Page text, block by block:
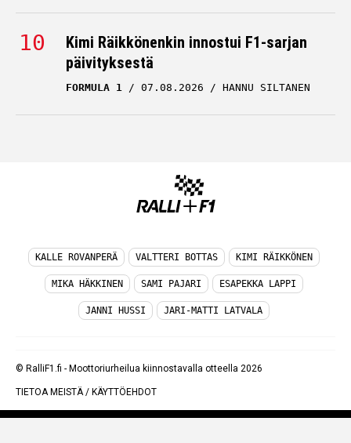
Kimi Räikkönenkin innostui F1-sarjan
päivityksestä
FORMULA 1 07.08.2026 HANNU SILTANEN
KALLE ROVANPERÄ VALTTERI BOTTAS KIMI RÄIKKÖNEN
MIKA HÄKKINEN SAMI PAJARI ESAPEKKA LAPPI
JANNI HUSSI JARI-MATTI LATVALA
© RalliF1.fi - Moottoriurheilua kiinnostavalla otteella 2026
TIETOA MEISTÄ/ KÄYTTÖEHDOT